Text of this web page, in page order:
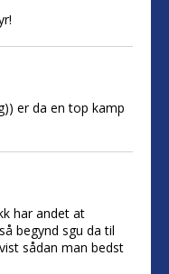
er da en top kamp
har andet at
begynd sgu da til
sådan man bedst